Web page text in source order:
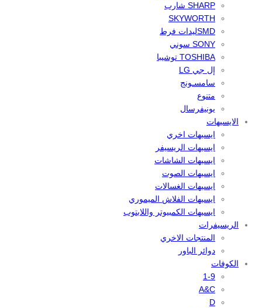
SHARP شارب
SKYWORTH
SMDليدات فرط
SONY سوني
TOSHIBA توشيبا
إل جي LG
سامسـونج
متنوع
يونيفرسال
الايسيهات
ايسيهات اخري
ايسيهات الريسيفر
ايسيهات الشاشات
ايسيهات الصوت
ايسيهات الغسالات
ايسيهات الفلاش الميموري
ايسيهات الكمبيوتر واللابتوب
الريسيفرات
المنتجات الاخري
دوائر الباور
الكوفات
1-9
A&C
D